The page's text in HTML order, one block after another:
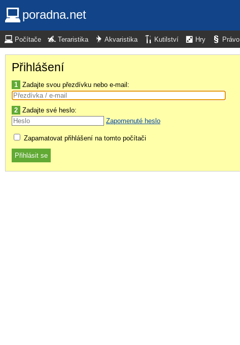
poradna.net
Počítače Teraristika Akvaristika Kutilství Hry Právo
Přihlášení
1 Zadajte svou přezdívku nebo e-mail:
2 Zadajte své heslo:
Zapomenuté heslo
Zapamatovat přihlášení na tomto počítači